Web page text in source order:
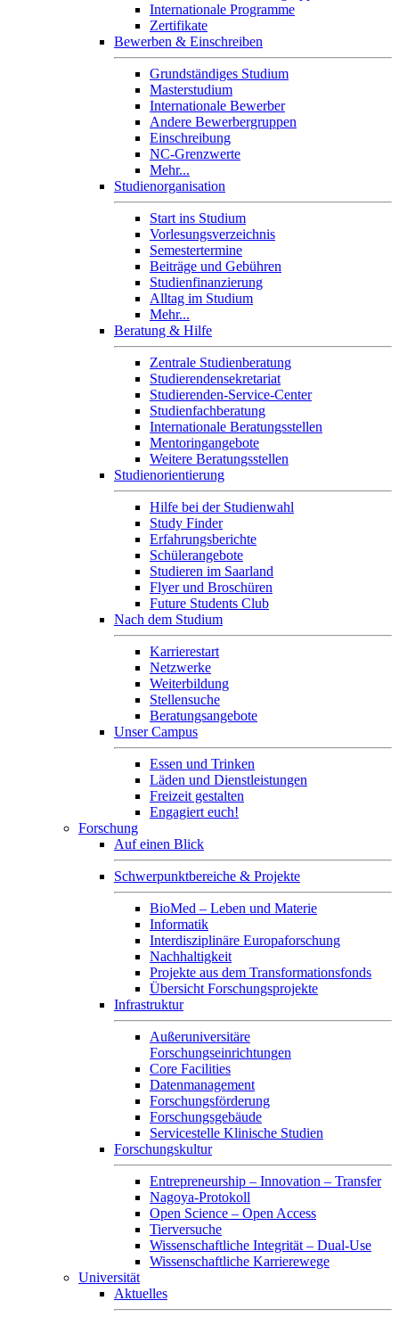
Internationale Programme
Zertifikate
Bewerben & Einschreiben
Grundständiges Studium
Masterstudium
Internationale Bewerber
Andere Bewerbergruppen
Einschreibung
NC-Grenzwerte
Mehr...
Studienorganisation
Start ins Studium
Vorlesungsverzeichnis
Semestertermine
Beiträge und Gebühren
Studienfinanzierung
Alltag im Studium
Mehr...
Beratung & Hilfe
Zentrale Studienberatung
Studierendensekretariat
Studierenden-Service-Center
Studienfachberatung
Internationale Beratungsstellen
Mentoringangebote
Weitere Beratungsstellen
Studienorientierung
Hilfe bei der Studienwahl
Study Finder
Erfahrungsberichte
Schülerangebote
Studieren im Saarland
Flyer und Broschüren
Future Students Club
Nach dem Studium
Karrierestart
Netzwerke
Weiterbildung
Stellensuche
Beratungsangebote
Unser Campus
Essen und Trinken
Läden und Dienstleistungen
Freizeit gestalten
Engagiert euch!
Forschung
Auf einen Blick
Schwerpunktbereiche & Projekte
BioMed – Leben und Materie
Informatik
Interdisziplinäre Europaforschung
Nachhaltigkeit
Projekte aus dem Transformationsfonds
Übersicht Forschungsprojekte
Infrastruktur
Außeruniversitäre
Forschungseinrichtungen
Core Facilities
Datenmanagement
Forschungsförderung
Forschungsgebäude
Servicestelle Klinische Studien
Forschungskultur
Entrepreneurship – Innovation – Transfer
Nagoya-Protokoll
Open Science – Open Access
Tierversuche
Wissenschaftliche Integrität – Dual-Use
Wissenschaftliche Karrierewege
Universität
Aktuelles